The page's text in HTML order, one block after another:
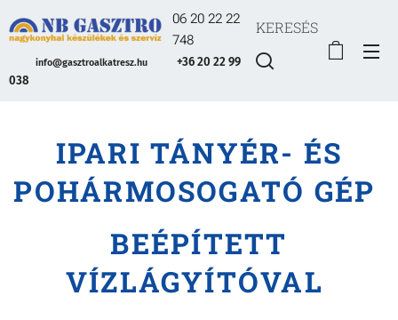
06 20 22 22
748
info@gasztroalkatresz.hu
+36 20 22 99
038
KERESÉS
IPARI TÁNYÉR- ÉS
POHÁRMOSOGATÓ GÉP
BEÉPÍTETT
VÍZLÁGYÍTÓVAL